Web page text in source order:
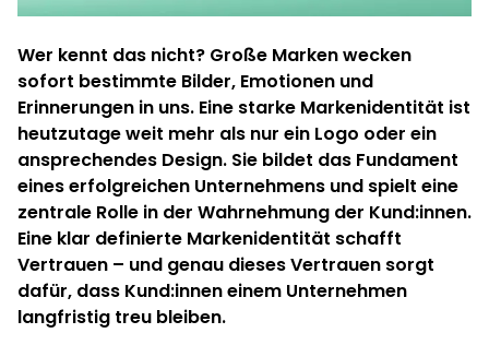
Wer kennt das nicht? Große Marken wecken
sofort bestimmte Bilder, Emotionen und
Erinnerungen in uns. Eine starke Markenidentität ist
heutzutage weit mehr als nur ein Logo oder ein
ansprechendes Design. Sie bildet das Fundament
eines erfolgreichen Unternehmens und spielt eine
zentrale Rolle in der Wahrnehmung der Kund:innen.
Eine klar definierte Markenidentität schafft
Vertrauen – und genau dieses Vertrauen sorgt
dafür, dass Kund:innen einem Unternehmen
langfristig treu bleiben.